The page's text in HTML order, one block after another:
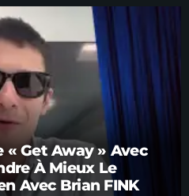
« Get Away » Avec
À Mieux Le
Avec Brian FINK